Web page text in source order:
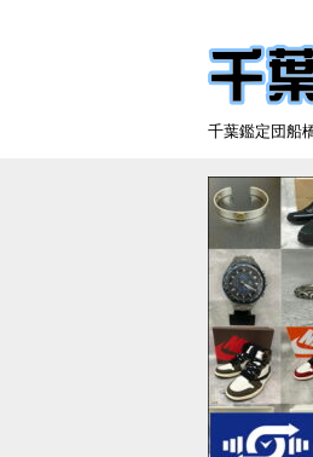
千葉鑑定団船